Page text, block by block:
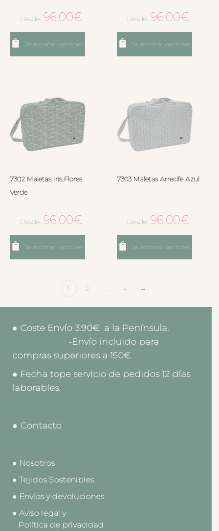
Desde: 96.00€
Seleccionar opciones
Desde: 96.00€
Seleccionar opciones
7302 Maletas Iris Flores
Verde
Desde: 96.00€
Seleccionar opciones
7303 Maletas Arrecife Azul
Desde: 96.00€
Seleccionar opciones
1 2 … 4 →
● Coste Envío 3.90€ a la Península.
-Envío incluido para
compras superiores a 150€.
● Fecha tope servicio de pedidos 12 días
laborables.
● Contacto
● Nosotros
● Tejidos Sostenibles
● Envíos y devoluciones
● Aviso legal y
Política de privacidad